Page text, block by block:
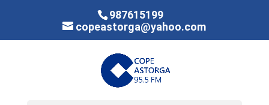
987615199
copeastorga@yahoo.com